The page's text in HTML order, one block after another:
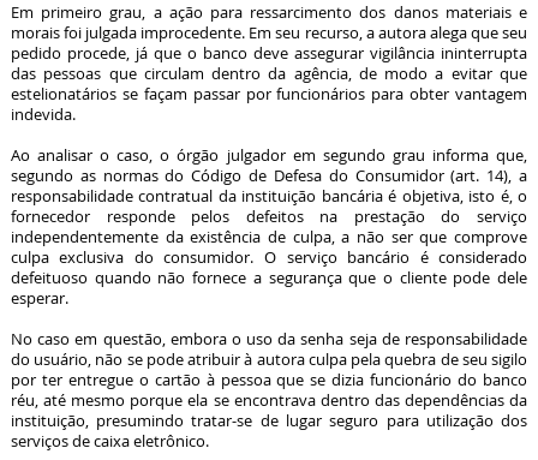
Em primeiro grau, a ação para ressarcimento dos danos materiais e
morais foi julgada improcedente. Em seu recurso, a autora alega que seu
pedido procede, já que o banco deve assegurar vigilância ininterrupta
das pessoas que circulam dentro da agência, de modo a evitar que
estelionatários se façam passar por funcionários para obter vantagem
indevida.
Ao analisar o caso, o órgão julgador em segundo grau informa que,
segundo as normas do Código de Defesa do Consumidor (art. 14), a
responsabilidade contratual da instituição bancária é objetiva, isto é, o
fornecedor responde pelos defeitos na prestação do serviço
independentemente da existência de culpa, a não ser que comprove
culpa exclusiva do consumidor. O serviço bancário é considerado
defeituoso quando não fornece a segurança que o cliente pode dele
esperar.
No caso em questão, embora o uso da senha seja de responsabilidade
do usuário, não se pode atribuir à autora culpa pela quebra de seu sigilo
por ter entregue o cartão à pessoa que se dizia funcionário do banco
réu, até mesmo porque ela se encontrava dentro das dependências da
instituição, presumindo tratar-se de lugar seguro para utilização dos
serviços de caixa eletrônico.